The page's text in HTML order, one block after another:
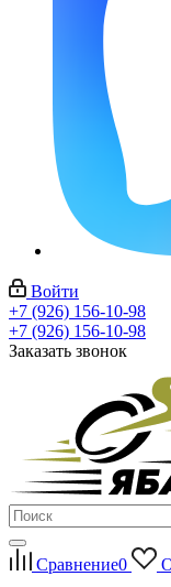
Войти
+7 (926) 156-10-98
+7 (926) 156-10-98
Заказать звонок
Сравнение0